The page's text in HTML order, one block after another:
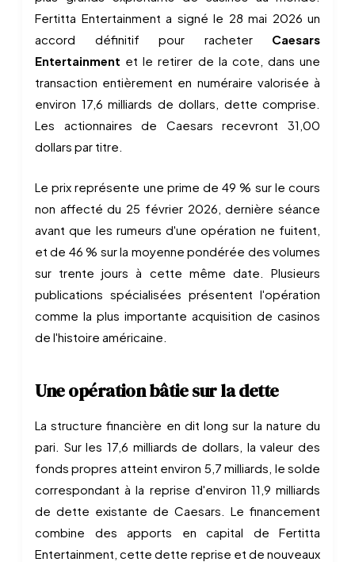
Fertitta Entertainment a signé le 28 mai 2026 un
accord définitif pour racheter Caesars
Entertainment et le retirer de la cote, dans une
transaction entièrement en numéraire valorisée à
environ 17,6 milliards de dollars, dette comprise.
Les actionnaires de Caesars recevront 31,00
dollars par titre.
Le prix représente une prime de 49 % sur le cours
non affecté du 25 février 2026, dernière séance
avant que les rumeurs d'une opération ne fuitent,
et de 46 % sur la moyenne pondérée des volumes
sur trente jours à cette même date. Plusieurs
publications spécialisées présentent l'opération
comme la plus importante acquisition de casinos
de l'histoire américaine.
Une opération bâtie sur la dette
La structure financière en dit long sur la nature du
pari. Sur les 17,6 milliards de dollars, la valeur des
fonds propres atteint environ 5,7 milliards, le solde
correspondant à la reprise d'environ 11,9 milliards
de dette existante de Caesars. Le financement
combine des apports en capital de Fertitta
Entertainment, cette dette reprise et de nouveaux